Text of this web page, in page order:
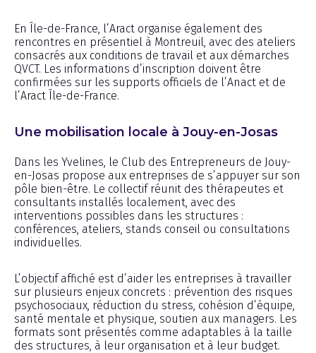
En Île-de-France, l’Aract organise également des
rencontres en présentiel à Montreuil, avec des ateliers
consacrés aux conditions de travail et aux démarches
QVCT. Les informations d’inscription doivent être
confirmées sur les supports officiels de l’Anact et de
l’Aract Île-de-France.
Une mobilisation locale à Jouy-en-Josas
Dans les Yvelines, le Club des Entrepreneurs de Jouy-
en-Josas propose aux entreprises de s’appuyer sur son
pôle bien-être. Le collectif réunit des thérapeutes et
consultants installés localement, avec des
interventions possibles dans les structures :
conférences, ateliers, stands conseil ou consultations
individuelles.
L’objectif affiché est d’aider les entreprises à travailler
sur plusieurs enjeux concrets : prévention des risques
psychosociaux, réduction du stress, cohésion d’équipe,
santé mentale et physique, soutien aux managers. Les
formats sont présentés comme adaptables à la taille
des structures, à leur organisation et à leur budget.